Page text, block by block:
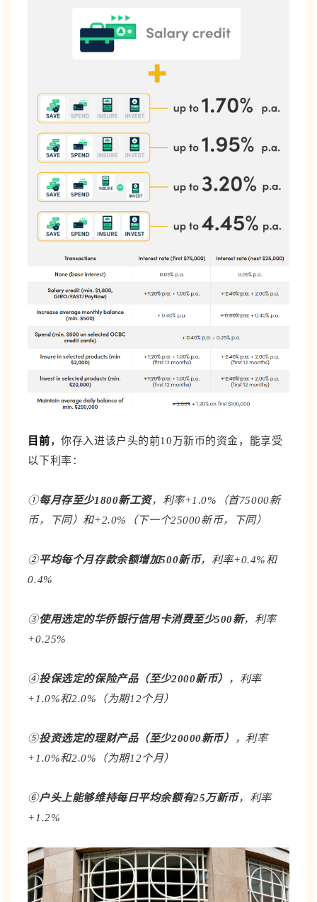
目前，你存入进该户头的前10万新币的资金，能享受
以下利率：
①每月存至少1800新工资，利率+1.0%（首75000新
币，下同）和+2.0%（下一个25000新币，下同）
②平均每个月存款余额增加500新币，利率+0.4%和
0.4%
③使用选定的华侨银行信用卡消费至少500新，利率
+0.25%
④投保选定的保险产品（至少2000新币）
，利率
+1.0%和2.0%（为期12个月）
⑤投资选定的理财产品（至少20000新币） ， 利率
+1.0%和2.0%（为期12个月）
⑥户头上能够维持每日平均余额有25万新币，利率
+1.2%